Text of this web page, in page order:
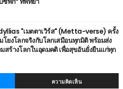
"เมตตาเวิร์ส" (Metta-verse) ครั้ง
โยงโลกจริงกับโลกเสมือนทุกมิติ พร้อมส่ง
สร้างโลกในอุดมคติ เพื่อสุขอันยั่งยืนแก่ทุก
ความคิดเห็น